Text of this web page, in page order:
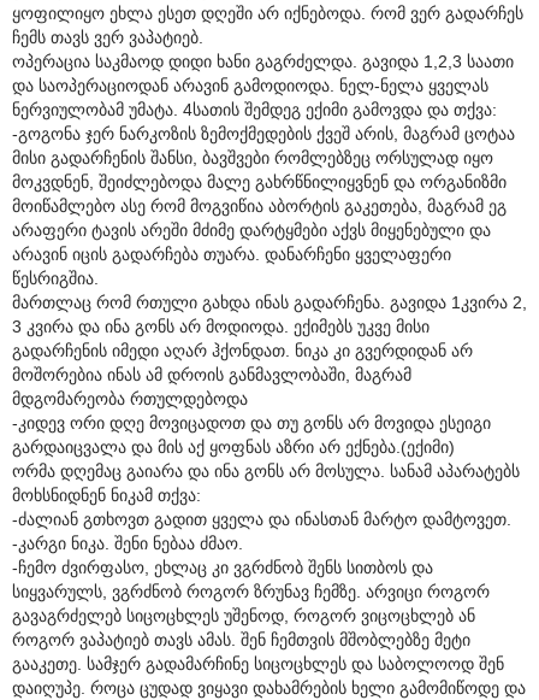
ყოფილიყო ეხლა ესეთ დღეში არ იქნებოდა. რომ ვერ გადარჩეს
ჩემს თავს ვერ ვაპატიებ.
ოპერაცია საკმაოდ დიდი ხანი გაგრძელდა. გავიდა 1,2,3 საათი
და საოპერაციოდან არავინ გამოდიოდა. ნელ-ნელა ყველას
ნერვიულობამ უმატა. 4სათის შემდეგ ექიმი გამოვდა და თქვა:
-გოგონა ჯერ ნარკოზის ზემოქმედების ქვეშ არის, მაგრამ ცოტაა
მისი გადარჩენის შანსი, ბავშვები რომლებზეც ორსულად იყო
მოკვდნენ, შეიძლებოდა მალე გახრწნილიყვნენ და ორგანიზმი
მოიწამლებო ასე რომ მოგვიწია აბორტის გაკეთება, მაგრამ ეგ
არაფერი ტავის არეში მძიმე დარტყმები აქვს მიყენებული და
არავინ იცის გადარჩება თუარა. დანარჩენი ყველაფერი
წესრიგშია.
მართლაც რომ რთული გახდა ინას გადარჩენა. გავიდა 1კვირა 2,
3 კვირა და ინა გონს არ მოდიოდა. ექიმებს უკვე მისი
გადარჩენის იმედი აღარ ჰქონდათ. ნიკა კი გვერდიდან არ
მოშორებია ინას ამ დროის განმავლობაში, მაგრამ
მდგომარეობა რთულდებოდა
-კიდევ ორი დღე მოვიცადოთ და თუ გონს არ მოვიდა ესეიგი
გარდაიცვალა და მის აქ ყოფნას აზრი არ ექნება.(ექიმი)
ორმა დღემაც გაიარა და ინა გონს არ მოსულა. სანამ აპარატებს
მოხსნიდნენ ნიკამ თქვა:
-ძალიან გთხოვთ გადით ყველა და ინასთან მარტო დამტოვეთ.
-კარგი ნიკა. შენი ნებაა ძმაო.
-ჩემო ძვირფასო, ეხლაც კი ვგრძნობ შენს სითბოს და
სიყვარულს, ვგრძნობ როგორ ზრუნავ ჩემზე. არვიცი როგორ
გავაგრძელებ სიცოცხლეს უშენოდ, როგორ ვიცოცხლებ ან
როგორ ვაპატიებ თავს ამას. შენ ჩემთვის მშობლებზე მეტი
გააკეთე. სამჯერ გადამარჩინე სიცოცხლეს და საბოლოოდ შენ
დაიღუპე. როცა ცუდად ვიყავი დახამრების ხელი გამომიწოდე და